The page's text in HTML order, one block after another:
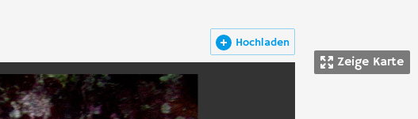
Zeige Karte
Hochladen